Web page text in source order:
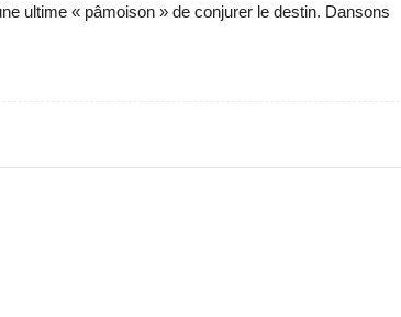
ultime « pâmoison » de conjurer le destin. Dansons